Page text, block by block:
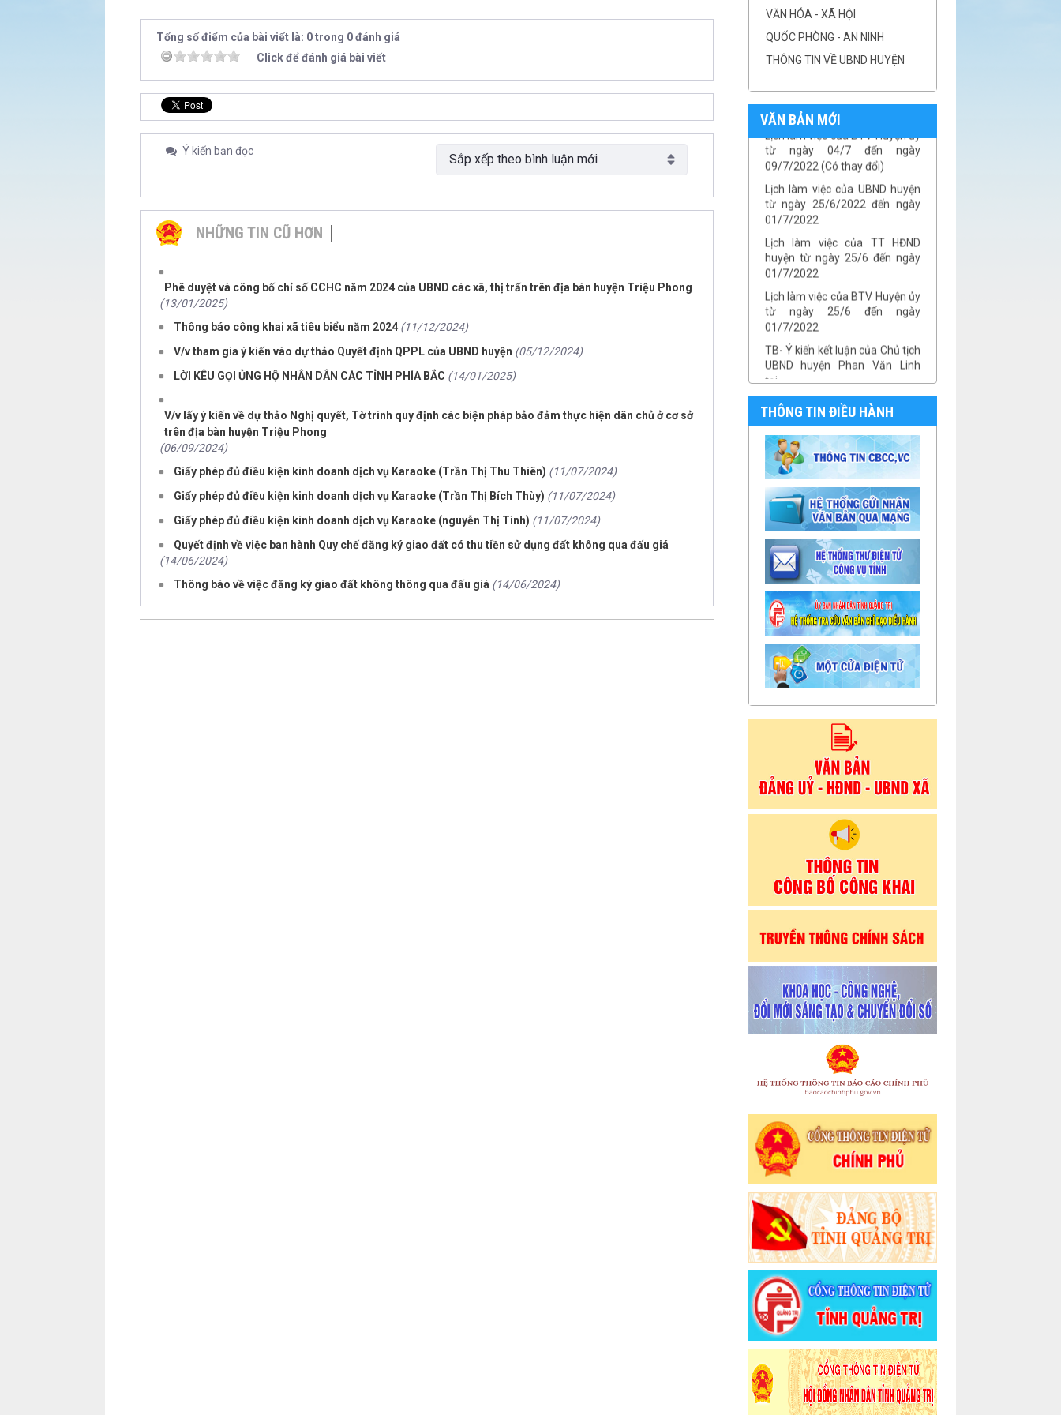
Tổng số điểm của bài viết là: 0 trong 0 đánh giá
Click để đánh giá bài viết
Ý kiến bạn đọc
NHỮNG TIN CŨ HƠN
Phê duyệt và công bố chỉ số CCHC năm 2024 của UBND các xã, thị trấn trên địa bàn huyện Triệu Phong
(13/01/2025)
Thông báo công khai xã tiêu biểu năm 2024 (11/12/2024)
V/v tham gia ý kiến vào dự thảo Quyết định QPPL của UBND huyện (05/12/2024)
LỜI KÊU GỌI ỦNG HỘ NHÂN DÂN CÁC TỈNH PHÍA BẮC (14/01/2025)
V/v lấy ý kiến về dự thảo Nghị quyết, Tờ trình quy định các biện pháp bảo đảm thực hiện dân chủ ở cơ sở
trên địa bàn huyện Triệu Phong
(06/09/2024)
Giấy phép đủ điều kiện kinh doanh dịch vụ Karaoke (Trần Thị Thu Thiên) (11/07/2024)
Giấy phép đủ điều kiện kinh doanh dịch vụ Karaoke (Trần Thị Bích Thùy) (11/07/2024)
Giấy phép đủ điều kiện kinh doanh dịch vụ Karaoke (nguyễn Thị Tình) (11/07/2024)
Quyết định về việc ban hành Quy chế đăng ký giao đất có thu tiền sử dụng đất không qua đấu giá
(14/06/2024)
Thông báo về việc đăng ký giao đất không thông qua đấu giá (14/06/2024)
VĂN HÓA - XÃ HỘI
QUỐC PHÒNG - AN NINH
THÔNG TIN VỀ UBND HUYỆN
VĂN BẢN MỚI
Lịch làm việc của UBND huyện
16/7/2022
Lịch làm việc của UBND huyện
08/7/2022 (Lịch dự kiến)
Lịch làm việc của BTV Huyện ủy
09/7/2022 (Có thay đổi)
Lịch làm việc của UBND huyện
từ ngày 25/6/2022 đến ngày
01/7/2022
Lịch làm việc của TT HĐND
huyện từ ngày 25/6 đến ngày
01/7/2022
Lịch làm việc của BTV Huyện ủy
từ ngày 25/6 đến ngày
01/7/2022
TB- Ý kiến kết luận của Chủ tịch
UBND huyện Phan Văn Linh
tại...
TB- Ý kiến kết luận của PCT
UBND huyện Vũ Thành Công tại
phiên...
THÔNG TIN ĐIỀU HÀNH